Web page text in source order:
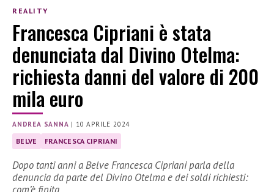
REALITY
Francesca Cipriani è stata
denunciata dal Divino Otelma:
richiesta danni del valore di 200
mila euro
ANDREA SANNA | 10 APRILE 2024
BELVE FRANCESCA CIPRIANI
Dopo tanti anni a Belve Francesca Cipriani parla della
denuncia da parte del Divino Otelma e dei soldi richiesti: